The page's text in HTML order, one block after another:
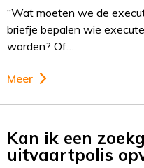
“Wat moeten we de
briefje bepalen wie
worden? Of…
Meer
Kan ik een
uitvaartpolis